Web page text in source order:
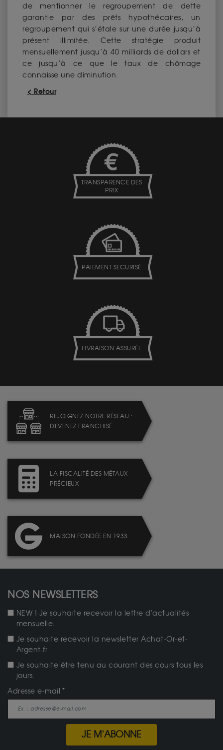
de mentionner le regroupement de dette
garantie par des prêts hypothécaires, un
regroupement qui s’étale sur une durée jusqu’à
présent illimitée. Cette stratégie produit
mensuellement jusqu’à 40 milliards de dollars et
ce jusqu’à ce que le taux de chômage
connaisse une diminution.
< Retour
TRANSPARENCE DES
PRIX
PAIEMENT SECURISÉ
LIVRAISON ASSURÉE
REJOIGNEZ NOTRE RÉSEAU :
DEVENEZ FRANCHISÉ
LA FISCALITÉ DES MÉTAUX
PRÉCIEUX
MAISON FONDÉE EN 1933
NOS NEWSLETTERS
NEW ! Je souhaite recevoir la lettre d'actualités
mensuelle.
Je souhaite recevoir la newsletter Achat-Or-et-
Argent.fr
Je souhaite être tenu au courant des cours tous les
jours.
Adresse e-mail
JE M'ABONNE